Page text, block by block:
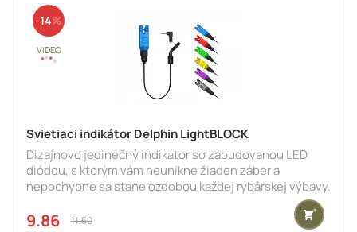
signalizátormi a príposluchom sa vo vhodných
podmienkach dokáže preniesť na vzdialen
14
Svietiaci indikátor Delphin LightBLOCK
Dizajnovo jedinečný indikátor so zabudovanou LED
diódou, s ktorým vám neunikne žiaden záber a
nepochybne sa stane ozdobou každej rybárskej výbavy.
Je navrhnutý v unikátnom tvare kryštálu, ktorým sa
totálne odlíši od všetkých ostatných indikátorov na
9.86 €11.50 €